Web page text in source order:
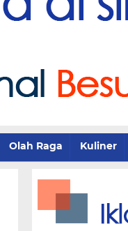
Olah Raga Kuliner